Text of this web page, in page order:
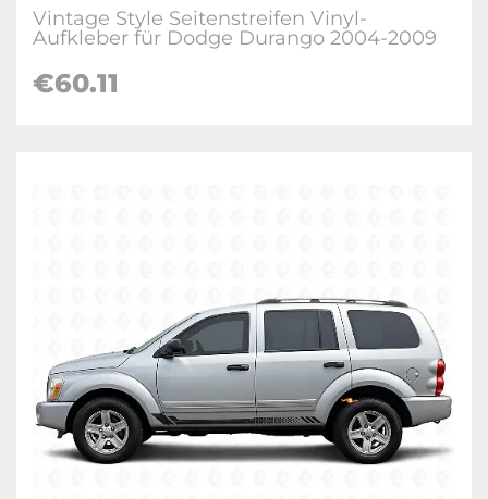
Vintage Style Seitenstreifen Vinyl-
Aufkleber für Dodge Durango 2004-2009
€60.11